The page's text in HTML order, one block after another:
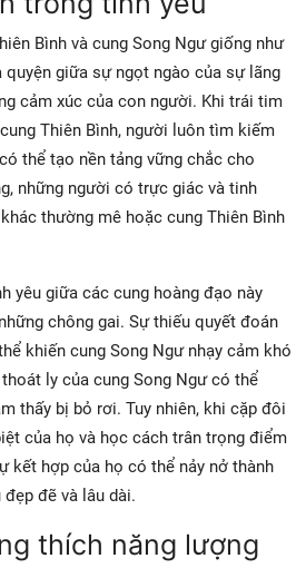
Bình và cung Song Ngư giống như
giữa sự ngọt ngào của sự lãng
cảm xúc của con người. Khi trái tim
Thiên Bình, người luôn tìm kiếm
thể tạo nền tảng vững chắc cho
những người có trực giác và tinh
thường mê hoặc cung Thiên Bình
yêu giữa các cung hoàng đạo này
chông gai. Sự thiếu quyết đoán
khiến cung Song Ngư nhạy cảm khó
ly của cung Song Ngư có thể
thấy bị bỏ rơi. Tuy nhiên, khi cặp đôi
của họ và học cách trân trọng điểm
kết hợp của họ có thể nảy nở thành
đẽ và lâu dài.
thích năng lượng